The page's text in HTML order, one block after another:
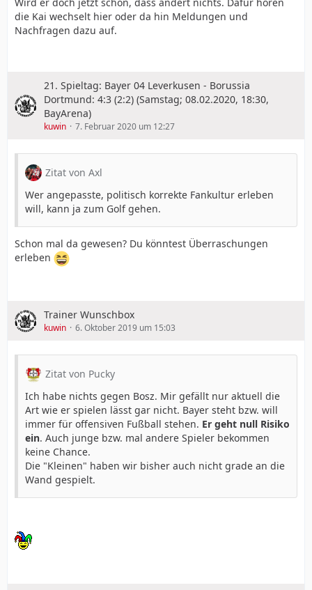
die Kai wechselt hier oder da hin Meldungen und
Nachfragen dazu auf.
21. Spieltag: Bayer 04 Leverkusen - Borussia
Dortmund: 4:3 (2:2) (Samstag; 08.02.2020, 18:30,
BayArena)
kuwin 7. Februar 2020 um 12:27
Zitat von Axl
Wer angepasste, politisch korrekte Fankultur erleben
will, kann ja zum Golf gehen.
Schon mal da gewesen? Du könntest Überraschungen
erleben
Trainer Wunschbox
kuwin 6. Oktober 2019 um 15:03
Zitat von Pucky
Ich habe nichts gegen Bosz. Mir gefällt nur aktuell die
Art wie er spielen lässt gar nicht. Bayer steht bzw. will
immer für offensiven Fußball stehen. Er geht null Risiko
ein. Auch junge bzw. mal andere Spieler bekommen
keine Chance.
Die "Kleinen" haben wir bisher auch nicht grade an die
Wand gespielt.